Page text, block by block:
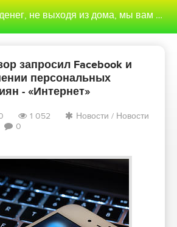
выходя из дома, мы вам поможем с этим разобраться
запросил Facebook и
персональных
- «Интернет»
1 052 Новости / Новости
0